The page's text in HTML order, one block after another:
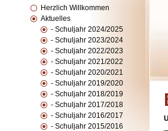
Herzlich Willkommen
Aktuelles
- Schuljahr 2024/2025
- Schuljahr 2023/2024
- Schuljahr 2022/2023
- Schuljahr 2021/2022
- Schuljahr 2020/2021
- Schuljahr 2019/2020
- Schuljahr 2018/2019
- Schuljahr 2017/2018
- Schuljahr 2016/2017
- Schuljahr 2015/2016